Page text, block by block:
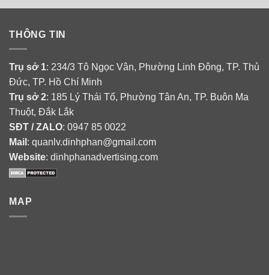
THÔNG TIN
Trụ sở 1: 234/3 Tô Ngọc Vân, Phường Linh Đông, TP. Thủ
Đức, TP. Hồ Chí Minh
Trụ sở 2: 185 Lý Thái Tổ, Phường Tân An, TP. Buôn Ma
Thuột, Đắk Lắk
SĐT / ZALO: 0947 85 0022
Mail : quanlv.dinhphan@gmail.com
Website: dinhphanadvertising.com
MAP